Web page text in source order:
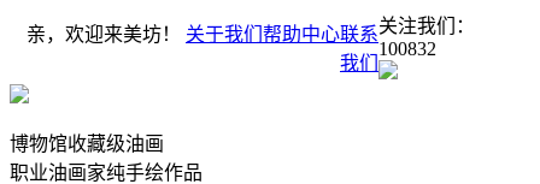
亲，欢迎来美坊！ 关于我们 帮助中心联系
我们
关注我们：
100832
博物馆收藏级油画
职业油画家纯手绘作品